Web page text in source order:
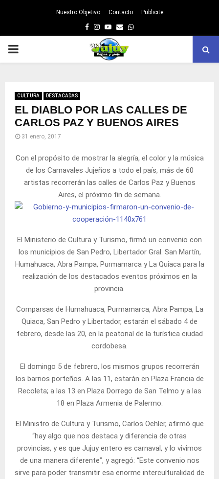
Nuestro Objetivo Contacto Publicite
Facebook
Instagram
Youtube
EmailWhatsapp
PRIMARY
CULTURA DESTACADAS
EL DIABLO POR LAS CALLES DE
CARLOS PAZ Y BUENOS AIRES
31 enero, 2017
Con el propósito de mostrar la alegría, el color y la música
de los Carnavales Jujeños a todo el país, más de 60
artistas recorrerán las calles de Carlos Paz y Buenos
Aires, el próximo fin de semana.
El Ministerio de Cultura y Turismo, firmó un convenio con
los municipios de San Pedro, Libertador Gral. San Martín,
Humahuaca, Abra Pampa, Purmamarca y La Quiaca para la
realización de los destacados eventos próximos en la
provincia.
Comparsas de Humahuaca, Purmamarca, Abra Pampa, La
Quiaca, San Pedro y Libertador, estarán el sábado 4 de
febrero, desde las 20, en la peatonal de la turística ciudad
cordobesa.
El domingo 5 de febrero, los mismos grupos recorrerán
los barrios porteños. A las 11, estarán en Plaza Francia de
Recoleta; a las 13 en Plaza Dorrego de San Telmo y a las
18 en Plaza Armenia de Palermo.
El Ministro de Cultura y Turismo, Carlos Oehler, afirmó que
“hay algo que nos destaca y diferencia de otras
provincias, y es que Jujuy entero es carnaval, y lo vivimos
de una manera diferente”, y agregó: “Este convenio nos
sirve para poder transmitir esa enorme interculturalidad de